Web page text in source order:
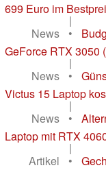
699 Euro im
|
News
•
GeForce RTX 3050
|
News
•
Victus 15 Laptop
|
News
•
Laptop mit RTX
|
Artikel
•